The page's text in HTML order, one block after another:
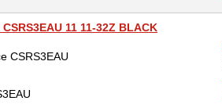
CSRS3EAU 11 11-32Z BLACK
CSRS3EAU